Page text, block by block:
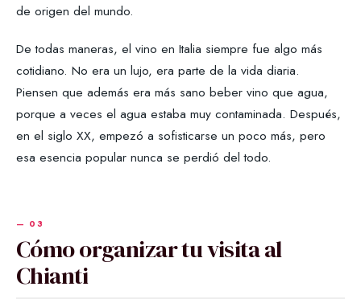
de origen del mundo.
De todas maneras, el vino en Italia siempre fue algo más
cotidiano. No era un lujo, era parte de la vida diaria.
Piensen que además era más sano beber vino que agua,
porque a veces el agua estaba muy contaminada. Después,
en el siglo XX, empezó a sofisticarse un poco más, pero
esa esencia popular nunca se perdió del todo.
Cómo organizar tu visita al
Chianti